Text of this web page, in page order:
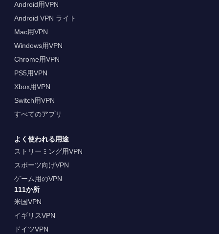
Android用VPN
Android VPN ライト
Mac用VPN
Windows用VPN
Chrome用VPN
PS5用VPN
Xbox用VPN
Switch用VPN
すべてのアプリ
よく使われる用途
ストリーミング用VPN
スポーツ向けVPN
ゲーム用のVPN
111か所
米国VPN
イギリスVPN
ドイツVPN